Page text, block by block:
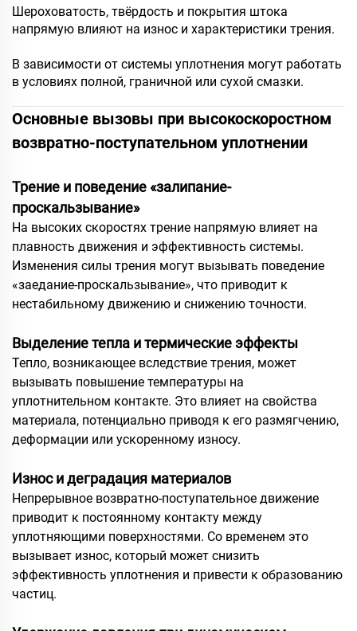
Шероховатость, твёрдость и покрытия штока
напрямую влияют на износ и характеристики трения.
В зависимости от системы уплотнения могут работать
в условиях полной, граничной или сухой смазки.
Основные вызовы при высокоскоростном
возвратно-поступательном уплотнении
Трение и поведение «залипание-
проскальзывание»
На высоких скоростях трение напрямую влияет на
плавность движения и эффективность системы.
Изменения силы трения могут вызывать поведение
«заедание-проскальзывание», что приводит к
нестабильному движению и снижению точности.
Выделение тепла и термические эффекты
Тепло, возникающее вследствие трения, может
вызывать повышение температуры на
уплотнительном контакте. Это влияет на свойства
материала, потенциально приводя к его размягчению,
деформации или ускоренному износу.
Износ и деградация материалов
Непрерывное возвратно-поступательное движение
приводит к постоянному контакту между
уплотняющими поверхностями. Со временем это
вызывает износ, который может снизить
эффективность уплотнения и привести к образованию
частиц.